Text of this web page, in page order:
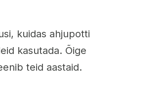
kuidas ahjupotti
kasutada. Õige
teid aastaid.